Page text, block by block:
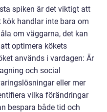
spiken är det viktigt att
handlar inte bara om
om väggarna, det kan
optimera kökets
används i vardagen: Är
och social
eller mer
vilka förändringar
bespara både tid och